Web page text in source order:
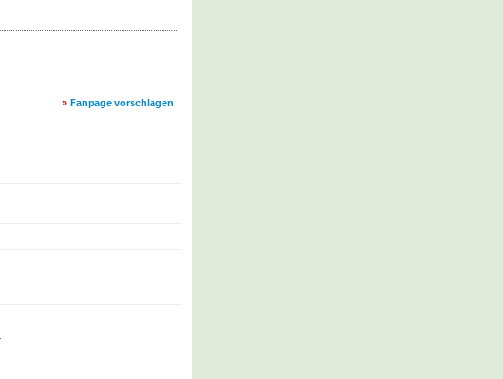
» Fanpage vorschlagen